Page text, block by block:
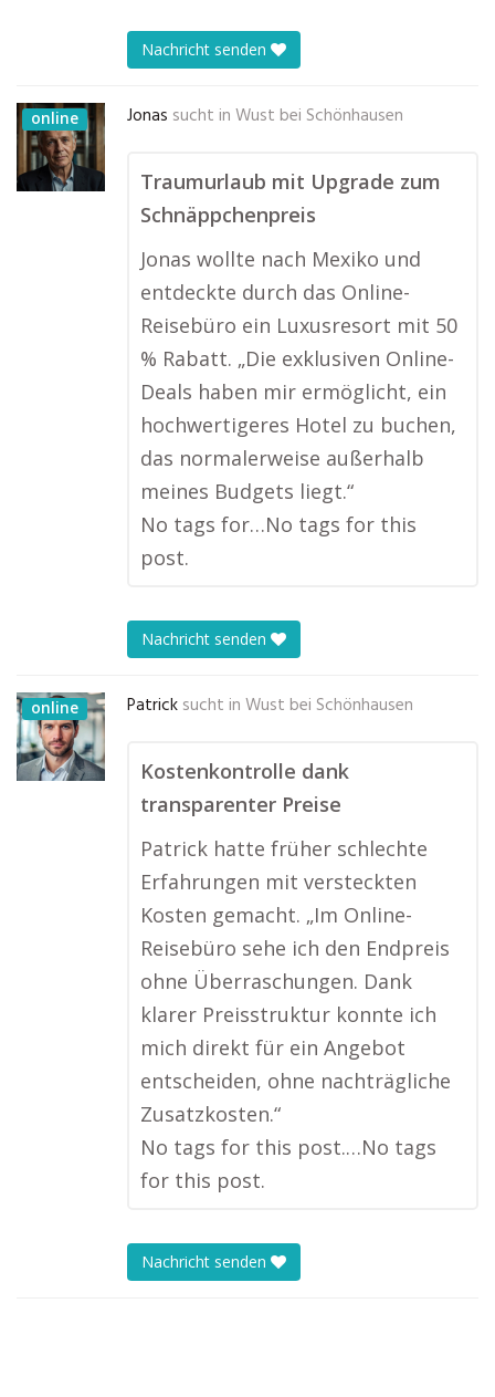
Nachricht senden
online Jonas sucht in Wust bei Schönhausen
Traumurlaub mit Upgrade zum
Schnäppchenpreis
Jonas wollte nach Mexiko und
entdeckte durch das Online-
Reisebüro ein Luxusresort mit 50
% Rabatt. „Die exklusiven Online-
Deals haben mir ermöglicht, ein
hochwertigeres Hotel zu buchen,
das normalerweise außerhalb
meines Budgets liegt.“
No tags for…No tags for this
post.
Nachricht senden
online Patrick sucht in Wust bei Schönhausen
Kostenkontrolle dank
transparenter Preise
Patrick hatte früher schlechte
Erfahrungen mit versteckten
Kosten gemacht. „Im Online-
Reisebüro sehe ich den Endpreis
ohne Überraschungen. Dank
klarer Preisstruktur konnte ich
mich direkt für ein Angebot
entscheiden, ohne nachträgliche
Zusatzkosten.“
No tags for this post.…No tags
for this post.
Nachricht senden